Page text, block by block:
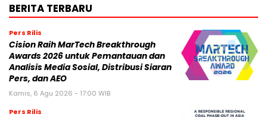
BERITA TERBARU
Pers Rilis
Cision Raih MarTech Breakthrough
Awards 2026 untuk Pemantauan dan
Analisis Media Sosial, Distribusi Siaran
Pers, dan AEO
Kamis, 6 Agu 2026 - 17:00 WIB
Pers Rilis